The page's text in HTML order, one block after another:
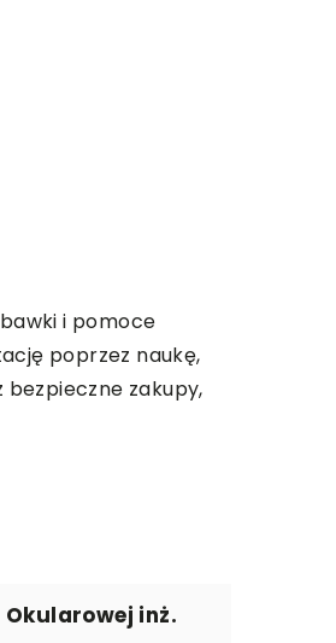
i pomoce
poprzez naukę,
zakupy,
Okularowej inż.